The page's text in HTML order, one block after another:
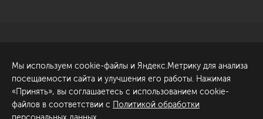
Обсудить проект
ул. Академика Павлова, 6
к1
+7 (812) 200-95-55
Мы используем cookie-файлы и Яндекс.Метрику для анализа
посещаемости сайта и улучшения его работы. Нажимая
«Принять», вы соглашаетесь с использованием cookie-
файлов в соответствии с Политикой обработки